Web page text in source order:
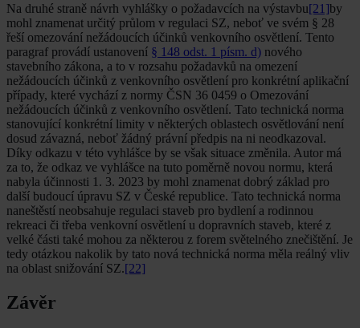
Na druhé straně návrh vyhlášky o požadavcích na výstavbu[21]by
mohl znamenat určitý průlom v regulaci SZ, neboť ve svém § 28
řeší omezování nežádoucích účinků venkovního osvětlení. Tento
paragraf provádí ustanovení § 148 odst. 1 písm. d) nového
stavebního zákona, a to v rozsahu požadavků na omezení
nežádoucích účinků z venkovního osvětlení pro konkrétní aplikační
případy, které vychází z normy ČSN 36 0459 o Omezování
nežádoucích účinků z venkovního osvětlení. Tato technická norma
stanovující konkrétní limity v některých oblastech osvětlování není
dosud závazná, neboť žádný právní předpis na ni neodkazoval.
Díky odkazu v této vyhlášce by se však situace změnila. Autor má
za to, že odkaz ve vyhlášce na tuto poměrně novou normu, která
nabyla účinnosti 1. 3. 2023 by mohl znamenat dobrý základ pro
další budoucí úpravu SZ v České republice. Tato technická norma
naneštěstí neobsahuje regulaci staveb pro bydlení a rodinnou
rekreaci či třeba venkovní osvětlení u dopravních staveb, které z
velké části také mohou za některou z forem světelného znečištění. Je
tedy otázkou nakolik by tato nová technická norma měla reálný vliv
na oblast snižování SZ.[22]
Závěr